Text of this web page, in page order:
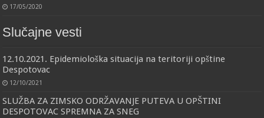
17/05/2020
Slučajne vesti
12.10.2021. Epidemiološka situacija na teritoriji opštine
Despotovac
12/10/2021
SLUŽBA ZA ZIMSKO ODRŽAVANJE PUTEVA U OPŠTINI
DESPOTOVAC SPREMNA ZA SNEG